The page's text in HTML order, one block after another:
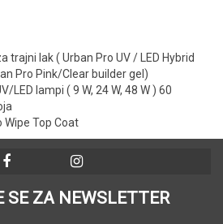
trajni lak ( Urban Pro UV / LED Hybrid
Pro Pink/Clear builder gel)
LED lampi ( 9 W, 24 W, 48 W ) 60
Wipe Top Coat
SE ZA NEWSLETTER